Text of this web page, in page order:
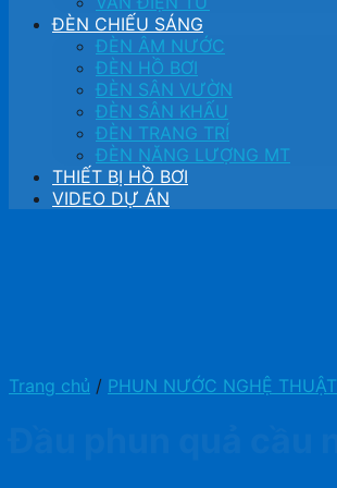
ĐÈN CHIẾU SÁNG
ĐÈN ÂM NƯỚC
ĐÈN HỒ BƠI
ĐÈN SÂN VƯỜN
ĐÈN SÂN KHẤU
ĐÈN TRANG TRÍ
ĐÈN NĂNG LƯỢNG MT
THIẾT BỊ HỒ BƠI
VIDEO DỰ ÁN
Trang chủ / PHUN NƯỚC NGHỆ THUẬT